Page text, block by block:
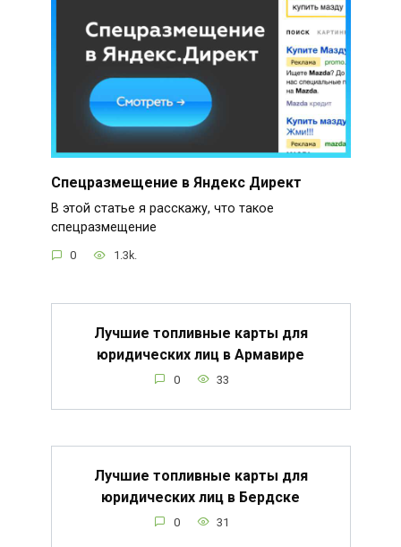
Спецразмещение в Яндекс Директ
В этой статье я расскажу, что такое
спецразмещение
0 1.3k.
Лучшие топливные карты для
юридических лиц в Армавире
0 33
Лучшие топливные карты для
юридических лиц в Бердске
0 31